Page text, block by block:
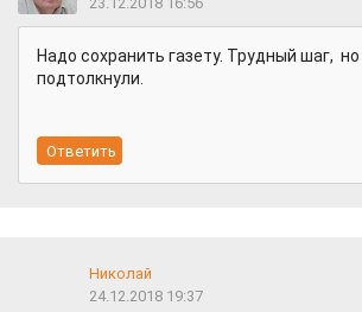
Надо сохранить газету. Трудный шаг,
подтолкнули.
Николай
24.12.2018 19:37